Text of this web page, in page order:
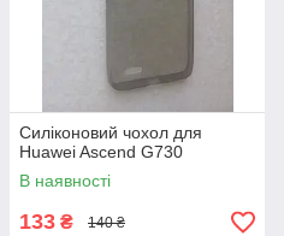
Силіконовий чохол для
Huawei Ascend G730
В наявності
133 ₴ 140 ₴